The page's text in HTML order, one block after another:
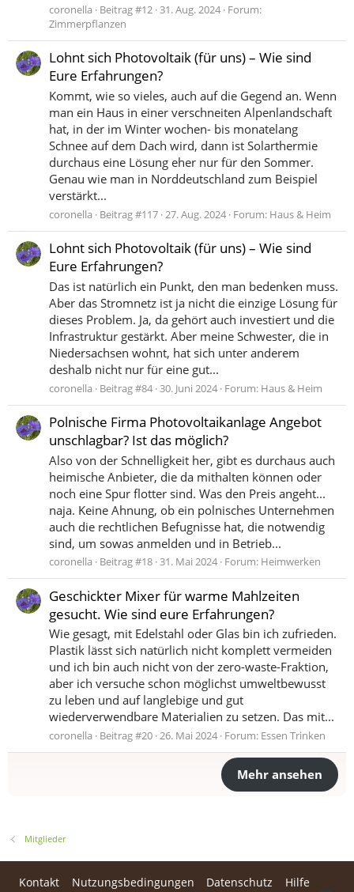
coronella Beitrag #12 31. Aug. 2024 Forum:
Zimmerpflanzen
Lohnt sich Photovoltaik (für uns) – Wie sind
Eure Erfahrungen?
Kommt, wie so vieles, auch auf die Gegend an. Wenn
man ein Haus in einer verschneiten Alpenlandschaft
hat, in der im Winter wochen- bis monatelang
Schnee auf dem Dach wird, dann ist Solarthermie
durchaus eine Lösung eher nur für den Sommer.
Genau wie man in Norddeutschland zum Beispiel
verstärkt...
coronella Beitrag #117 27. Aug. 2024 Forum: Haus & Heim
Lohnt sich Photovoltaik (für uns) – Wie sind
Eure Erfahrungen?
Das ist natürlich ein Punkt, den man bedenken muss.
Aber das Stromnetz ist ja nicht die einzige Lösung für
dieses Problem. Ja, da gehört auch investiert und die
Infrastruktur gestärkt. Aber meine Schwester, die in
Niedersachsen wohnt, hat sich unter anderem
deshalb nicht nur für eine gut...
coronella Beitrag #84 30. Juni 2024 Forum: Haus & Heim
Polnische Firma Photovoltaikanlage Angebot
unschlagbar? Ist das möglich?
Also von der Schnelligkeit her, gibt es durchaus auch
heimische Anbieter, die da mithalten können oder
noch eine Spur flotter sind. Was den Preis angeht...
naja. Keine Ahnung, ob ein polnisches Unternehmen
auch die rechtlichen Befugnisse hat, die notwendig
sind, um sowas anmelden und in Betrieb...
coronella Beitrag #18 31. Mai 2024 Forum: Heimwerken
Geschickter Mixer für warme Mahlzeiten
gesucht. Wie sind eure Erfahrungen?
Wie gesagt, mit Edelstahl oder Glas bin ich zufrieden.
Plastik lässt sich natürlich nicht komplett vermeiden
und ich bin auch nicht von der zero-waste-Fraktion,
aber ich versuche schon möglichst umweltbewusst
zu leben und auf langlebige und gut
wiederverwendbare Materialien zu setzen. Das mit...
coronella Beitrag #20 26. Mai 2024 Forum: Essen Trinken
Mehr ansehen
Mitglieder
Kontakt Nutzungsbedingungen Datenschutz
Hilfe